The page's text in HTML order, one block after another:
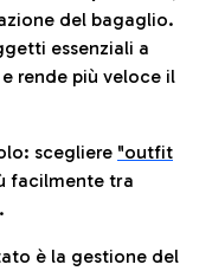
del bagaglio.
essenziali a
rende più veloce il
scegliere "outfit
facilmente tra
è la gestione del